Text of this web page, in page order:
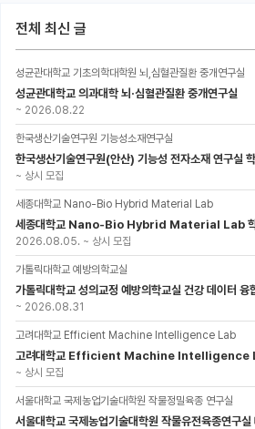
전체 최신 글
성균관대학교 기초의학대학원 뇌,심혈관질환 중개연구실
성균관대학교 의과대학 뇌·심혈관질환 중개연구실
~ 2026.08.22
한국생산기술연구원 기능성소재연구실
한국생산기술연구원(안산) 기능성 전자소재 연구실
~ 상시 모집
세종대학교 Nano-Bio Hybrid Material Lab
세종대학교 Nano-Bio Hybrid Material Lab 학
2026.08.05. ~ 상시 모집
가톨릭대학교 예방의학교실
가톨릭대학교 성의교정 예방의학교실 건강 데이터 융
~ 2026.08.31
고려대학교 Efficient Machine Intelligence Lab
고려대학교 Efficient Machine Intelligence
~ 상시 모집
서울대학교 국제농업기술대학원 작물정밀육종 연구실
서울대학교 국제농업기술대학원 작물유전육종연구실